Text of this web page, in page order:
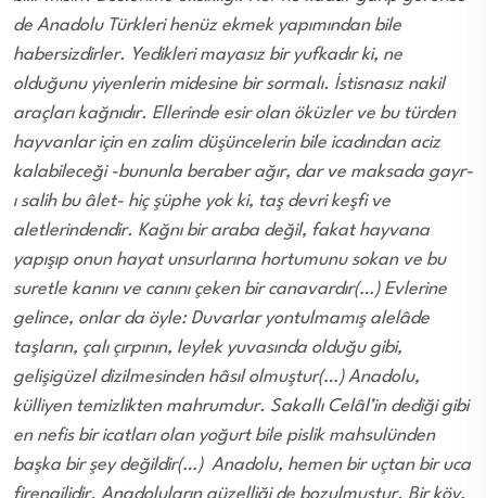
de Anadolu Türkleri henüz ekmek yapımından bile
habersizdirler. Yedikleri mayasız bir yufkadır ki, ne
olduğunu yiyenlerin midesine bir sormalı. İstisnasız nakil
araçları kağnıdır. Ellerinde esir olan öküzler ve bu türden
hayvanlar için en zalim düşüncelerin bile icadından aciz
kalabileceği -bununla beraber ağır, dar ve maksada gayr-
ı salih bu âlet- hiç şüphe yok ki, taş devri keşfi ve
aletlerindendir. Kağnı bir araba değil, fakat hayvana
yapışıp onun hayat unsurlarına hortumunu sokan ve bu
suretle kanını ve canını çeken bir canavardır(…) Evlerine
gelince, onlar da öyle: Duvarlar yontulmamış alelâde
taşların, çalı çırpının, leylek yuvasında olduğu gibi,
gelişigüzel dizilmesinden hâsıl olmuştur(…) Anadolu,
külliyen temizlikten mahrumdur. Sakallı Celâl’in dediği gibi
en nefis bir icatları olan yoğurt bile pislik mahsulünden
başka bir şey değildir(…) Anadolu, hemen bir uçtan bir uca
firengilidir. Anadoluların güzelliği de bozulmuştur. Bir köy,